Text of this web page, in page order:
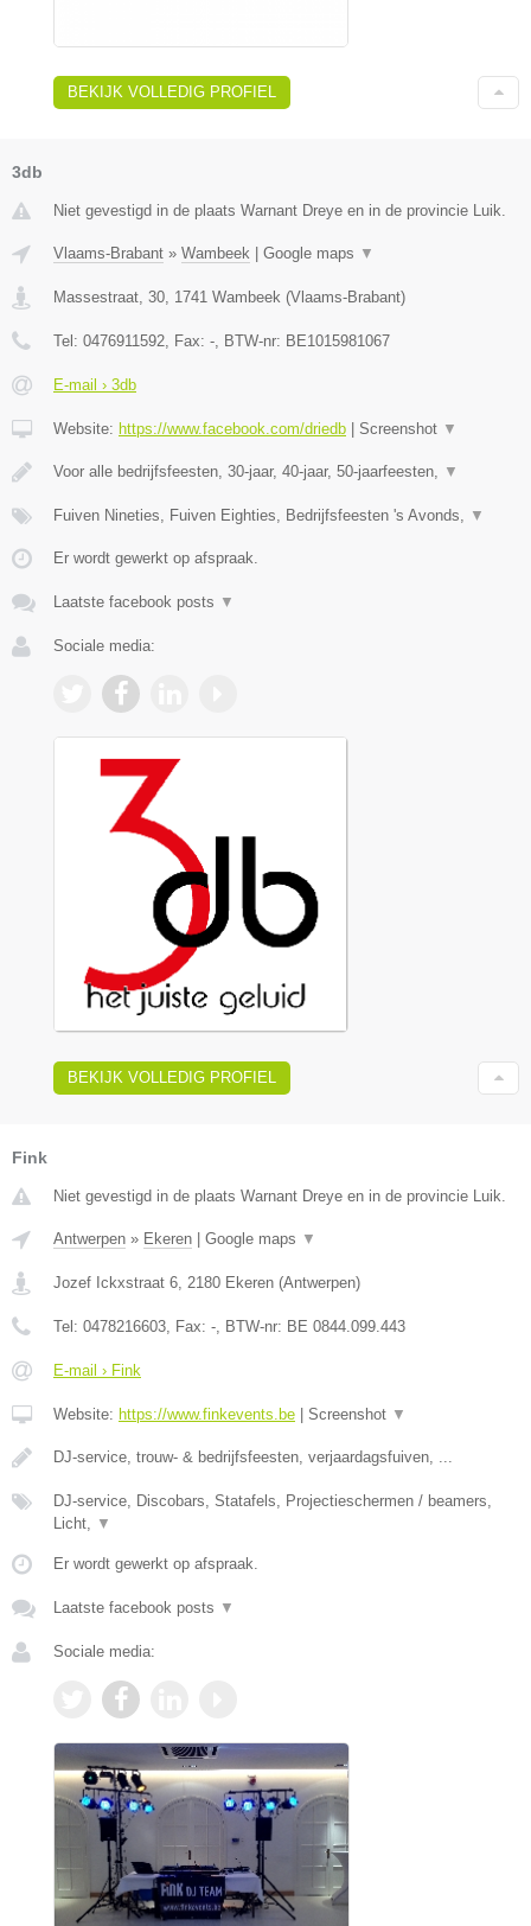
BEKIJK VOLLEDIG PROFIEL
3db
Niet gevestigd in de plaats Warnant Dreye en in de provincie Luik.
Vlaams-Brabant » Wambeek Google maps ▼
Massestraat, 30 1741 Wambeek (Vlaams-Brabant)
Tel: 0476911592 , Fax: - , BTW-nr: BE1015981067
E-mail › 3db
Website: https://www.facebook.com/driedb Screenshot ▼
Voor alle bedrijfsfeesten, 30-jaar, 40-jaar, 50-jaarfeesten, ▼
Fuiven Nineties, Fuiven Eighties, Bedrijfsfeesten 's Avonds, ▼
Er wordt gewerkt op afspraak.
Laatste facebook posts ▼
Sociale media:
BEKIJK VOLLEDIG PROFIEL
Fink
Niet gevestigd in de plaats Warnant Dreye en in de provincie Luik.
Antwerpen » Ekeren Google maps ▼
Jozef Ickxstraat 6 2180 Ekeren (Antwerpen)
Tel: 0478216603 , Fax: - , BTW-nr: BE 0844.099.443
E-mail › Fink
Website: https://www.finkevents.be Screenshot ▼
DJ-service, trouw- & bedrijfsfeesten, verjaardagsfuiven, ...
DJ-service, Discobars, Statafels, Projectieschermen / beamers,
Licht,
▼
Er wordt gewerkt op afspraak.
Laatste facebook posts ▼
Sociale media: